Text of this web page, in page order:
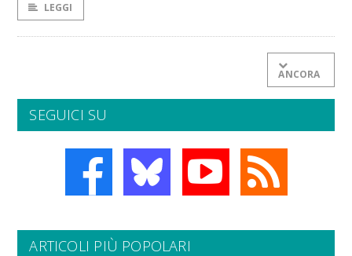
LEGGI
ANCORA
SEGUICI SU
ARTICOLI PIÙ POPOLARI